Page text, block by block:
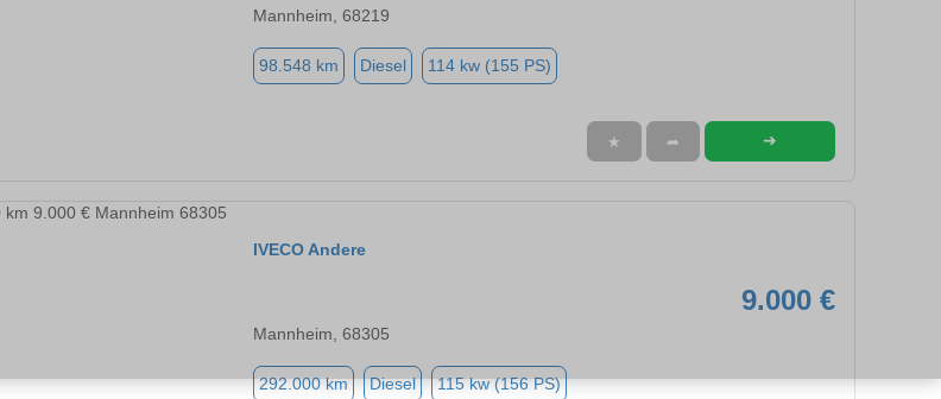
Mannheim, 68219
98.548 km Diesel 114 kw (155 PS)
★ ➦ ➜
IVECO Andere
9.000 €
Mannheim, 68305
292.000 km Diesel 115 kw (156 PS)